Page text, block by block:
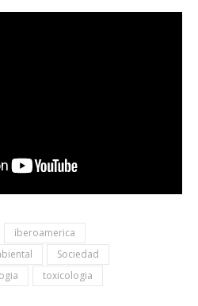
iberoamerica
Sociedad
toxicologia